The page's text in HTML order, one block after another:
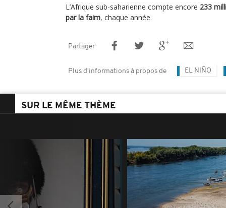
L’Afrique sub-saharienne compte encore 233
par la faim, chaque année.
Partager
Plus d'informations à propos de EL NIÑO
SUR LE MÊME THÈME